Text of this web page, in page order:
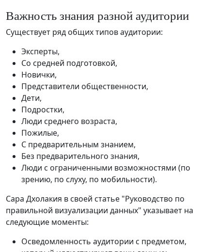
Важность знания разной аудитории
Существует ряд общих типов аудитории:
Эксперты,
Со средней подготовкой,
Новички,
Представители общественности,
Дети,
Подростки,
Люди среднего возраста,
Пожилые,
С предварительным знанием,
Без предварительного знания,
Люди с ограниченными возможностями (по
зрению, по слуху, по мобильности).
Сара Дхолакия в своей статье "Руководство по
правильной визуализации данных" указывает на
следующие моменты:
Осведомленность аудитории с предметом,